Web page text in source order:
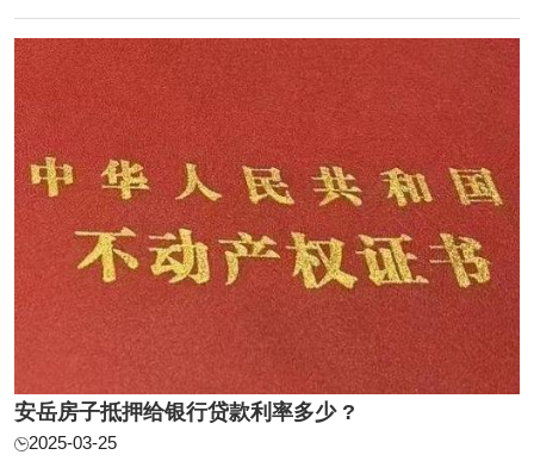
措施，目的是帮助债务人减轻经济负担，以便能在一定期限
内恢复还款能力。停息挂账的办理有一定的程 ...
安岳房子抵押给银行贷款利率多少 ?
2025-03-25